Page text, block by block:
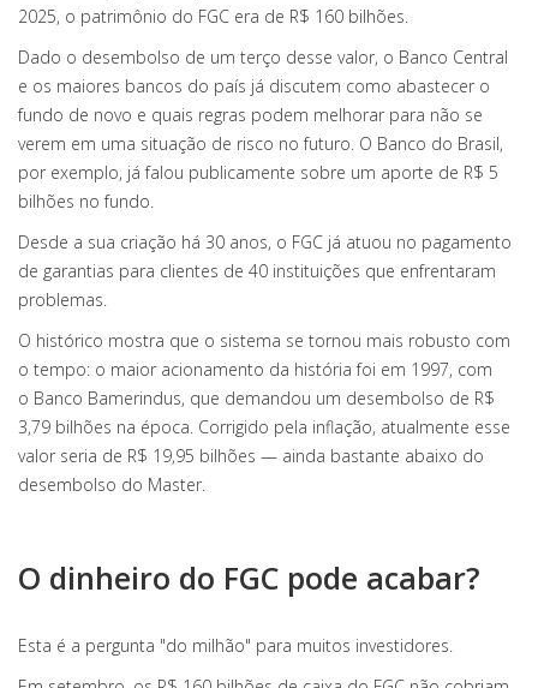
2025, o patrimônio do FGC era de R$ 160 bilhões.
Dado o desembolso de um terço desse valor, o Banco Central
e os maiores bancos do país já discutem como abastecer o
fundo de novo e quais regras podem melhorar para não se
verem em uma situação de risco no futuro. O Banco do Brasil,
por exemplo, já falou publicamente sobre um aporte de R$ 5
bilhões no fundo.
Desde a sua criação há 30 anos, o FGC já atuou no pagamento
de garantias para clientes de 40 instituições que enfrentaram
problemas.
O histórico mostra que o sistema se tornou mais robusto com
o tempo: o maior acionamento da história foi em 1997, com
o Banco Bamerindus, que demandou um desembolso de R$
3,79 bilhões na época. Corrigido pela inflação, atualmente esse
valor seria de R$ 19,95 bilhões — ainda bastante abaixo do
desembolso do Master.
O dinheiro do FGC pode acabar?
Esta é a pergunta "do milhão" para muitos investidores.